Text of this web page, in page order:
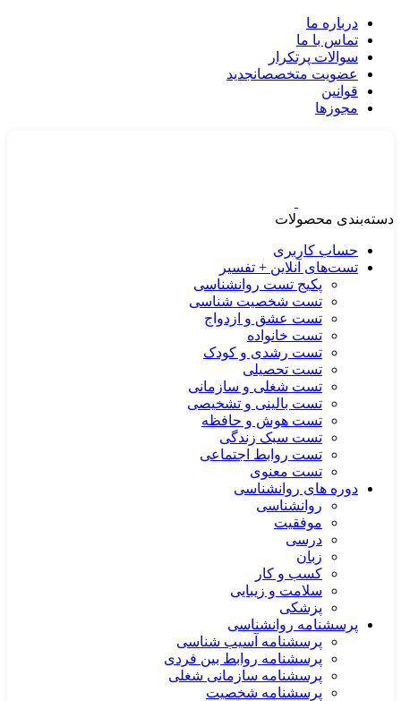
درباره ما
تماس با ما
سوالات پرتکرار
عضویت متخصصانجدید
قوانین
مجوزها
دسته‌بندی محصولات
حساب کاربری
تست‌های آنلاین + تفسیر
پکیج تست روانشناسی
تست شخصیت شناسی
تست عشق و ازدواج
تست خانواده
تست رشدی و کودک
تست تحصیلی
تست شغلی و سازمانی
تست بالینی و تشخیصی
تست هوش و حافظه
تست سبک زندگی
تست روابط اجتماعی
تست معنوی
دوره های روانشناسی
روانشناسی
موفقیت
درسی
زبان
کسب و کار
سلامت و زیبایی
پزشکی
پرسشنامه روانشناسی
پرسشنامه آسیب شناسی
پرسشنامه روابط بین فردی
پرسشنامه سازمانی شغلی
پرسشنامه شخصیت